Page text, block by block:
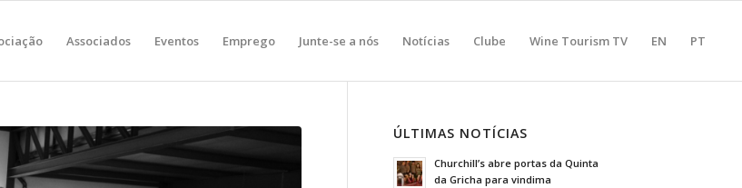
Associados Eventos Emprego Junte-se a nós Notícias Clube Wine Tourism TV EN PT
ÚLTIMAS NOTÍCIAS
Churchill’s abre portas da Quinta
da Gricha para vindima